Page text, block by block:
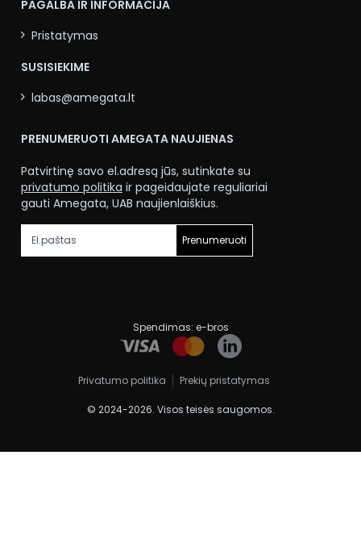
PAGALBA IR INFORMACIJA
Pristatymas
SUSISIEKIME
labas@amegata.lt
PRENUMERUOTI AMEGATA NAUJIENAS
Patvirtinę savo el.adresą jūs, sutinkate su
privatumo politika ir pageidaujate reguliariai
gauti Amegata, UAB naujienlaiškius.
Prenumeruoti
© 2024-2026. Visos teisės saugomos.
Privatumo politika Prekių pristatymas
Spendimas: e-bros